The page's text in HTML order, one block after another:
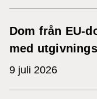
Dom från EU-
med
9 juli 2026